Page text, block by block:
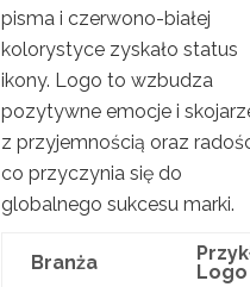
pisma i czerwono-białej
kolorystyce zyskało status
ikony. Logo to wzbudza
pozytywne emocje i
z przyjemnością oraz
co przyczynia się do
globalnego sukcesu marki.
Branża
Logo